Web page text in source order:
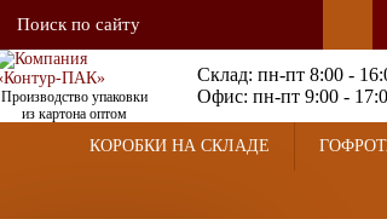
Производство упаковки
из картона оптом
Склад: пн-пт 8:00 -
Офис: пн-пт 9:00 -
КОРОБКИ НА СКЛАДЕ